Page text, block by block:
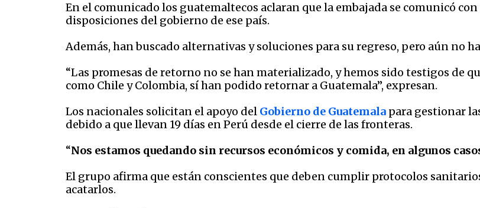
En el comunicado los guatemaltecos aclaran que la embajada se comunicó
disposiciones del gobierno de ese país.
Además, han buscado alternativas y soluciones para su regreso, pero aún no
“Las promesas de retorno no se han materializado, y hemos sido testigos de
como Chile y Colombia, sí han podido retornar a Guatemala”, expresan.
Los nacionales solicitan el apoyo del Gobierno de Guatemala para gestionar
debido a que llevan 19 días en Perú desde el cierre de las fronteras.
“Nos estamos quedando sin recursos económicos y comida, en algunos
El grupo afirma que están conscientes que deben cumplir protocolos
acatarlos.